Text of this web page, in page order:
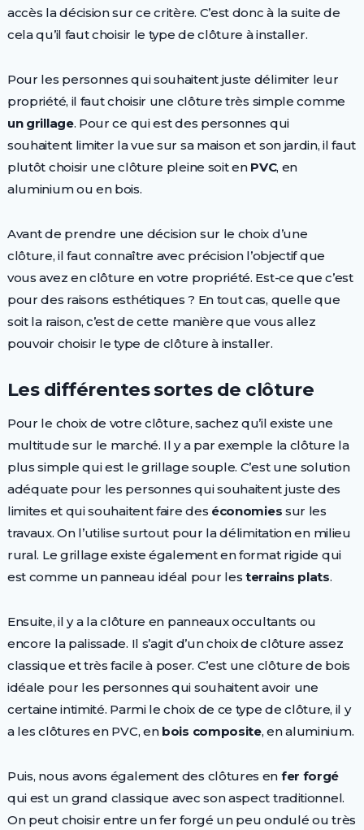
accès la décision sur ce critère. C’est donc à la suite de
cela qu’il faut choisir le type de clôture à installer.
Pour les personnes qui souhaitent juste délimiter leur
propriété, il faut choisir une clôture très simple comme
un grillage. Pour ce qui est des personnes qui
souhaitent limiter la vue sur sa maison et son jardin, il faut
plutôt choisir une clôture pleine soit en PVC, en
aluminium ou en bois.
Avant de prendre une décision sur le choix d’une
clôture, il faut connaître avec précision l’objectif que
vous avez en clôture en votre propriété. Est-ce que c’est
pour des raisons esthétiques ? En tout cas, quelle que
soit la raison, c’est de cette manière que vous allez
pouvoir choisir le type de clôture à installer.
Les différentes sortes de clôture
Pour le choix de votre clôture, sachez qu’il existe une
multitude sur le marché. Il y a par exemple la clôture la
plus simple qui est le grillage souple. C’est une solution
adéquate pour les personnes qui souhaitent juste des
limites et qui souhaitent faire des économies sur les
travaux. On l’utilise surtout pour la délimitation en milieu
rural. Le grillage existe également en format rigide qui
est comme un panneau idéal pour lesterrains plats.
Ensuite, il y a la clôture en panneaux occultants ou
encore la palissade. Il s’agit d’un choix de clôture assez
classique et très facile à poser. C’est une clôture de bois
idéale pour les personnes qui souhaitent avoir une
certaine intimité. Parmi le choix de ce type de clôture, il y
a les clôtures en PVC, en bois composite, en aluminium.
Puis, nous avons également des clôtures en fer forgé
qui est un grand classique avec son aspect traditionnel.
On peut choisir entre un fer forgé un peu ondulé ou très